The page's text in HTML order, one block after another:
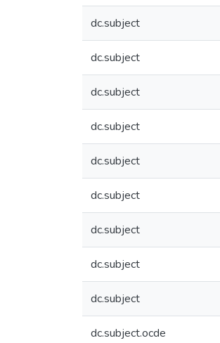
dc.subject
dc.subject
dc.subject
dc.subject
dc.subject
dc.subject
dc.subject
dc.subject
dc.subject
dc.subject.ocde